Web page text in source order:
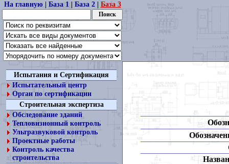
На главную| База 1| База 2| База 3
Испытания и Сертификация
Испытательный центр
Орган по сертификации
Строительная экспертиза
Обследование зданий
Тепловизионный контроль
Ультразвуковой контроль
Проектные работы
Контроль качества
строительства